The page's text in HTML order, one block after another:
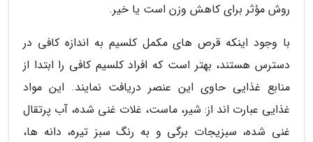
روش مؤثر برای کاهش وزن است یا خیر.
با وجود اینکه قرص های مکمل کلسیم به اندازه کافی در
دسترس هستند، بهتر است که افراد کلسیم کافی را ابتدا از
منابع غذایی حاوی این عنصر دریافت نمایند. این مواد
غذایی عبارت اند از: شیر، ماست، غلات غنی شده، آب پرتقال
غنی شده، سبزیجات برگی و به رنگ سبز تیره، دانه ها،